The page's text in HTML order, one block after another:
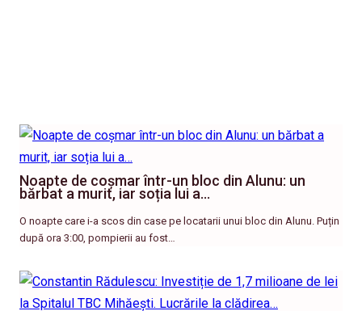
Noapte de coșmar într-un bloc din Alunu: un
bărbat a murit, iar soția lui a…
O noapte care i-a scos din case pe locatarii unui bloc din Alunu. Puțin
după ora 3:00, pompierii au fost…